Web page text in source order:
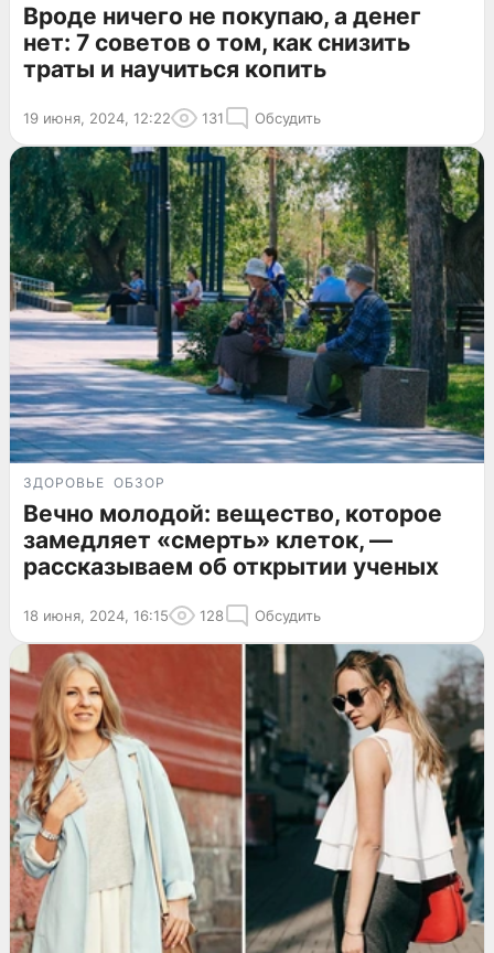
Вроде ничего не покупаю, а денег
нет: 7 советов о том, как снизить
траты и научиться копить
19 июня, 2024, 12:22 131 Обсудить
ЗДОРОВЬЕ ОБЗОР
Вечно молодой: вещество, которое
замедляет «смерть» клеток, —
рассказываем об открытии ученых
18 июня, 2024, 16:15 128 Обсудить